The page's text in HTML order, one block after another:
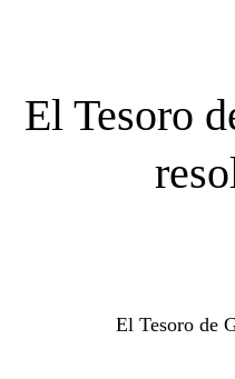
El Tesoro
El Tesoro de